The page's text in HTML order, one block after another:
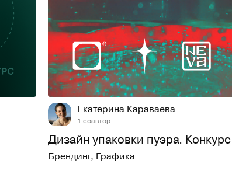
62
Екатерина Караваева
1 соавтор
Дизайн упаковки пуэра. Конкурс
Брендинг, Графика